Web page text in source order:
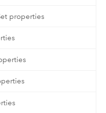
properties